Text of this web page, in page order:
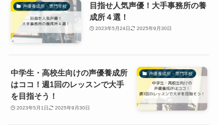
声優養成所・専門学校
目指せ人気声優！大手事務所の養
成所４選！
2023年5月24日 2025年9月30日
声優養成所・専門学校
中学生・高校生向けの声優養成所
はココ！週1回のレッスンで大手
を目指そう！
2023年5月1日 2025年9月30日